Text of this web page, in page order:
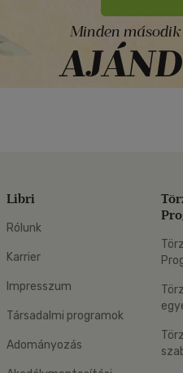
Libri
Rólunk
Karrier
Impresszum
Társadalmi programok
Adományozás